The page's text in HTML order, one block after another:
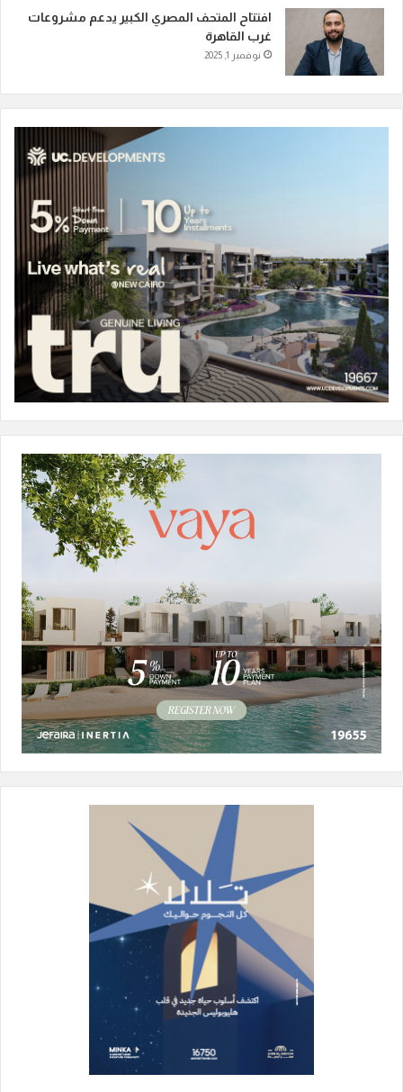
افتتاح المتحف المصري الكبير يدعم مشروعات
غرب القاهرة
نوفمبر 1, 2025